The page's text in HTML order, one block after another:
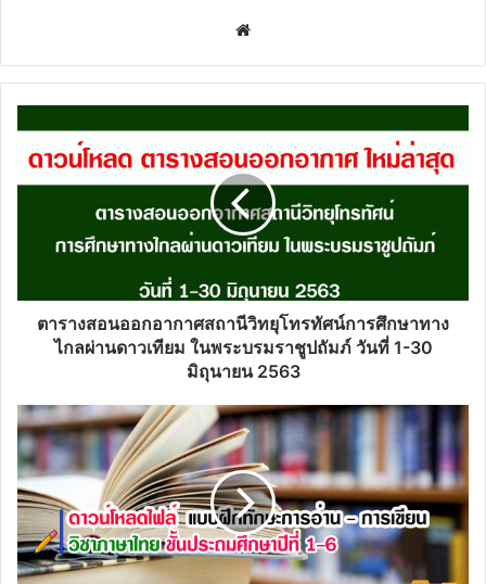
ออก
อากาศ
โทรทัศน์
ศึกษา
ทาง
ใน
พระบรม
ราชูปถัมภ์
วัน
ที่
1-
30
มิถุนายน
ตารางสอนออกอากาศสถานีวิทยุโทรทัศน์การศึกษาทาง
ไกลผ่านดาวเทียม ในพระบรมราชูปถัมภ์ วันที่ 1-30
มิถุนายน 2563
ดาวน์โหลด
ไฟล์
แบบ
ฝึก
ทักษะ
การ
อ่าน-
การ